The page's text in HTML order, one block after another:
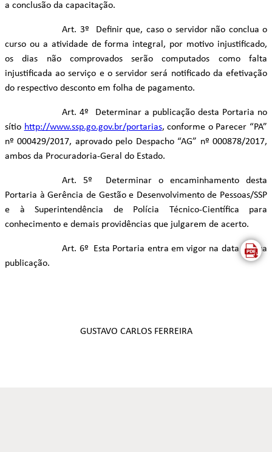
a conclusão da capacitação.
Art. 3º Definir que, caso o servidor não conclua o
curso ou a atividade de forma integral, por motivo injustificado,
os dias não comprovados serão computados como falta
injustificada ao serviço e o servidor será notificado da efetivação
do respectivo desconto em folha de pagamento.
Art. 4º Determinar a publicação desta Portaria no
sítio http://www.ssp.go.gov.br/portarias, conforme o Parecer “PA”
nº 000429/2017, aprovado pelo Despacho “AG” nº 000878/2017,
ambos da Procuradoria-Geral do Estado.
Art. 5º Determinar o encaminhamento desta
Portaria à Gerência de Gestão e Desenvolvimento de Pessoas/SSP
e à Superintendência de Polícia Técnico-Científica para
conhecimento e demais providências que julgarem de acerto.
Art. 6º Esta Portaria entra em vigor na data de sua
publicação.
GUSTAVO CARLOS FERREIRA